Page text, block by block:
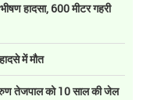
हादसा, 600 मीटर गहरी
में मौत
तेजपाल को 10 साल की जेल